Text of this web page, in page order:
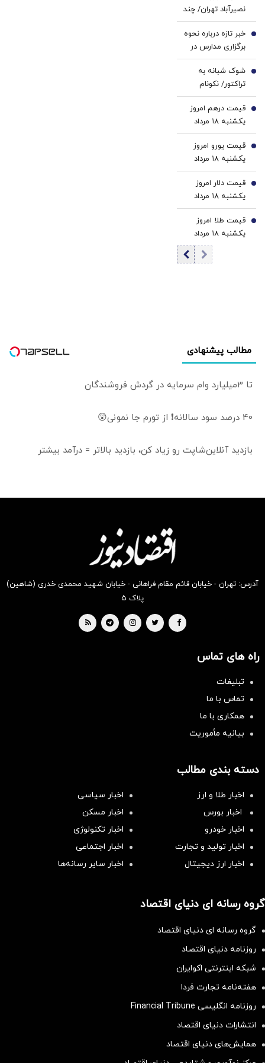
کارمزد!
کننده
خانگی
نصیرآباد تهران/ چند
نفر مصدوم شدند؟
+ فیلم
خبر تازه درباره نحوه
برگزاری مدارس در
سال تحصیلی جدید
2
شوک شبانه به
تراکتور/ نکونام
سرمربی جدید شد
3
قیمت درهم امروز
یکشنبه ۱۸ مرداد
۱۴۰۵/ افزایش
قیمت درهم
4
قیمت یورو امروز
یکشنبه ۱۸ مرداد
۱۴۰۵/ افزایش
قیمت یورو
5
قیمت دلار امروز
یکشنبه ۱۸ مرداد
۱۴۰۵/ افزایش
قیمت دلار
6
قیمت طلا امروز
یکشنبه ۱۸ مرداد
7
مطالب پیشنهادی
تا 3میلیارد وام سرمایه در گردش فروشندگان
40 درصد سود سالانه❗ از تورم جا نمونی😲
بازدید آنلاین‌شاپت رو زیاد کن، بازدید بالاتر = درآمد بیشتر
آدرس: تهران - خیابان قائم مقام فراهانی - خیابان شهید محمدی خدری (شاهین)
پلاک ۵
راه های تماس
تبلیغات
تماس با ما
همکاری با ما
بیانیه مأموریت
دسته بندی مطالب
اخبار طلا و ارز
اخبار سیاسی
اخبار بورس
اخبار مسکن
اخبار خودرو
اخبار تکنولوژی
اخبار تولید و تجارت
اخبار اجتماعی
اخبار ارز دیجیتال
اخبار سایر رسانه‌‌ها
گروه رسانه ای دنیای اقتصاد
گروه رسانه ای دنیای اقتصاد
روزنامه دنیای اقتصاد
شبکه اینترنتی اکوایران
هفته‌نامه تجارت فردا
روزنامه انگلیسی Financial Tribune
انتشارات دنیای اقتصاد
همایش‌های دنیای اقتصاد